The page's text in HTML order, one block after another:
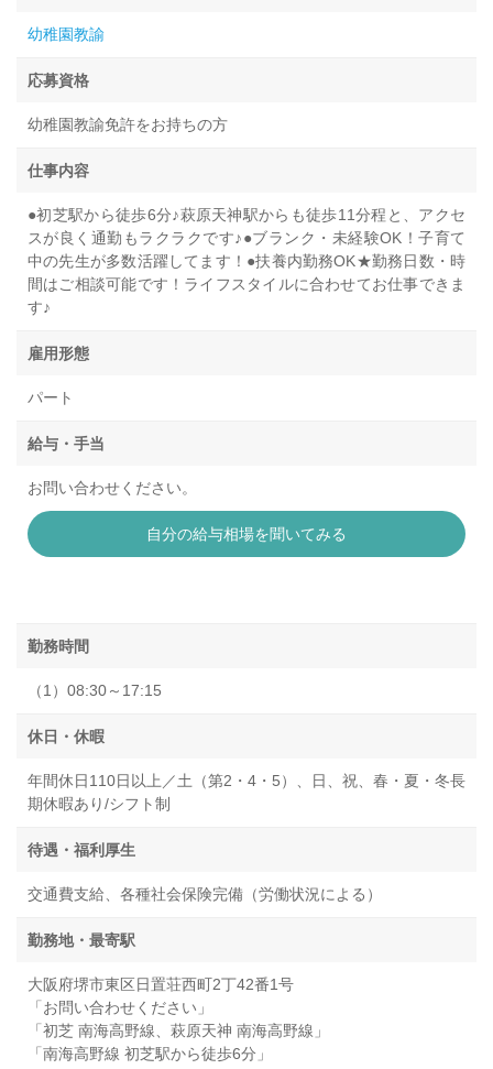
幼稚園教諭
応募資格
幼稚園教諭免許をお持ちの方
仕事内容
●初芝駅から徒歩6分♪萩原天神駅からも徒歩11分程と、アクセ
スが良く通勤もラクラクです♪●ブランク・未経験OK！子育て
中の先生が多数活躍してます！●扶養内勤務OK★勤務日数・時
間はご相談可能です！ライフスタイルに合わせてお仕事できま
す♪
雇用形態
パート
給与・手当
お問い合わせください。
自分の給与相場を聞いてみる
勤務時間
（1）08:30～17:15
休日・休暇
年間休日110日以上／土（第2・4・5）、日、祝、春・夏・冬長
期休暇あり/シフト制
待遇・福利厚生
交通費支給、各種社会保険完備（労働状況による）
勤務地・最寄駅
大阪府堺市東区日置荘西町2丁42番1号
「お問い合わせください」
「初芝 南海高野線、萩原天神 南海高野線」
「南海高野線 初芝駅から徒歩6分」